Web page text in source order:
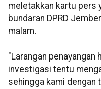
meletakkan kartu pers
bundaran DPRD
malam.
"Larangan
investigasi tentu
sehingga kami dengan